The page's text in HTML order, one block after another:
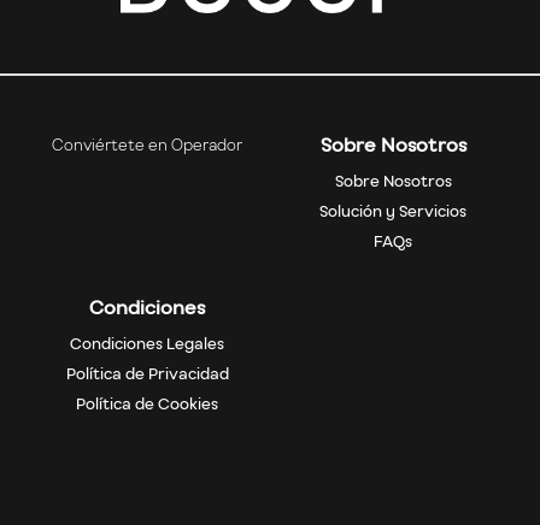
Conviértete en Operador Sobre Nosotros
Sobre Nosotros
Solución y Servicios
FAQs
Condiciones
Condiciones Legales
Política de Privacidad
Política de Cookies